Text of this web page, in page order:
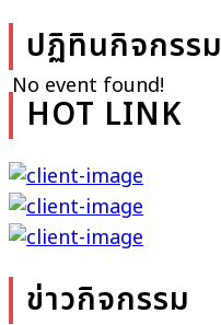
ปฏิทินกิจกรรม
No event found!
HOT LINK
ข่าวกิจกรรม